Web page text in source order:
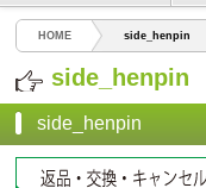
HOME side_henpin
side_henpin
side_henpin